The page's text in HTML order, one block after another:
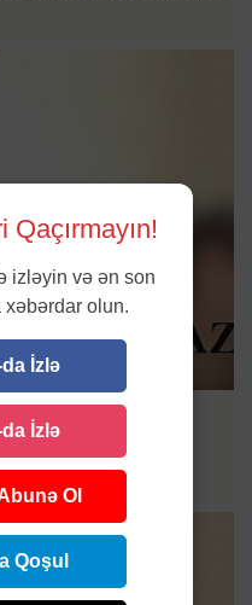
izləyin və ən son
xəbərdar olun.
İzlə
İzlə
Ol
Qoşul